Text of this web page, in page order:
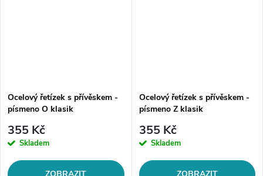
Ocelový řetízek s přívěskem -
písmeno O klasik
355 Kč
Skladem
Ocelový řetízek s přívěskem -
písmeno Z klasik
355 Kč
Skladem